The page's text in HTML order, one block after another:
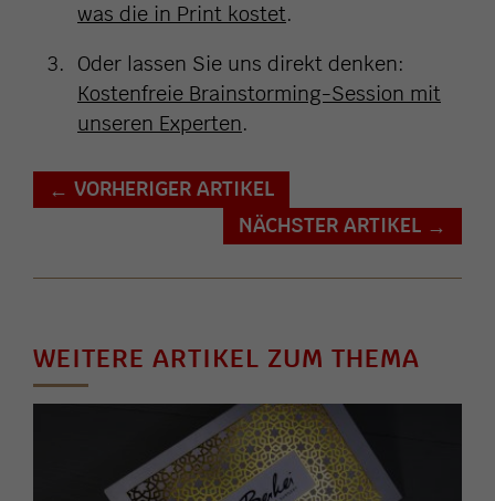
was die in Print kostet.
Oder lassen Sie uns direkt denken:
Kostenfreie Brainstorming-Session mit
unseren Experten.
← VORHERIGER ARTIKEL
NÄCHSTER ARTIKEL →
WEITERE ARTIKEL ZUM THEMA